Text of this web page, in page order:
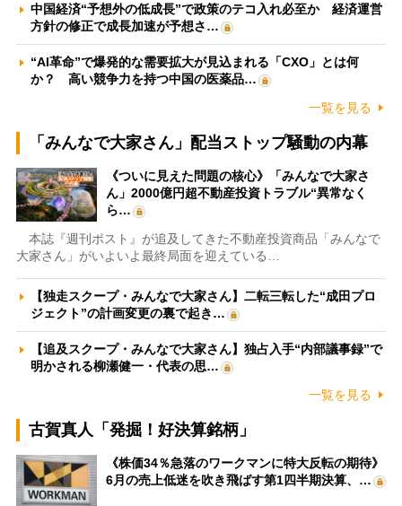
中国経済“予想外の低成長”で政策のテコ入れ必至か 経済運営
方針の修正で成長加速が予想さ…
“AI革命”で爆発的な需要拡大が見込まれる「CXO」とは何
か？ 高い競争力を持つ中国の医薬品…
一覧を見る
「みんなで大家さん」配当ストップ騒動の内幕
《ついに見えた問題の核心》「みんなで大家さ
ん」2000億円超不動産投資トラブル“異常なく
ら…
本誌『週刊ポスト』が追及してきた不動産投資商品「みんなで
大家さん」がいよいよ最終局面を迎えている…
【独走スクープ・みんなで大家さん】二転三転した“成田プロ
ジェクト”の計画変更の裏で起き…
【追及スクープ・みんなで大家さん】独占入手“内部議事録”で
明かされる柳瀬健一・代表の思…
一覧を見る
古賀真人「発掘！好決算銘柄」
《株価34％急落のワークマンに特大反転の期待》
6月の売上低迷を吹き飛ばす第1四半期決算、…